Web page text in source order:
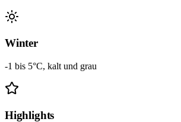
Winter
-1 bis 5°C, kalt und grau
Highlights